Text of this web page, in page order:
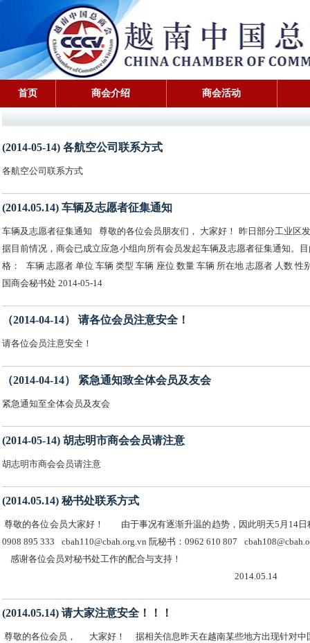
首页 商会介绍 商会活动
(2014-05-14) 各航空公司联系方式
各航空公司联系方式
(2014.05.14) 车辆及志愿者征集通知
车辆及志愿者征集通知 尊敬的各位会员朋友们， 大家好！ 昨日部分工业区
据目前情况，商会已成立应急小组向所有会员发起车辆及志愿者征集通知。
格： 车辆 志愿者 单位 车辆 类型 车辆 座位 数量 车辆 所在地 志愿者 人数
国商会秘书处 2014-05-14
（2014-04-14） 请各位会员注意安全！
请各位会员注意安全！
（2014-04-14） 紧急通知致全体会员及友会
紧急通知至全体会员及友会
(2014-05-14) 胡志明市商会会员请注意
胡志明市商会会员请注意
(2014.05.14) 秘书处联系方式
尊敬的各位会员大家好！ 由于事况有逐渐升温的趋势，因此明天5月14日
0908 895 333 cbah110@cbah.org.vn 阮秘书：0962 610 807
感谢各位会员对秘书处工作
2014.05.14
(2014.05.14) 请大家注意安全！！！
尊敬的各位会员， 大家好！ 据相关信息昨天在越南某些地方出现针对中